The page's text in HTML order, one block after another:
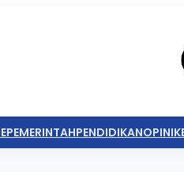
PEMERINTAHPENDIDIKANOPINI